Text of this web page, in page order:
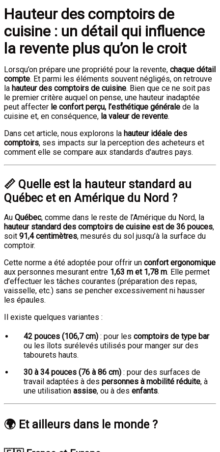
Hauteur des comptoirs de
cuisine : un détail qui influence
la revente plus qu’on le croit
Lorsqu’on prépare une propriété pour la revente, chaque détail
compte. Et parmi les éléments souvent négligés, on retrouve
la hauteur des comptoirs de cuisine. Bien que ce ne soit pas
le premier critère auquel on pense, une hauteur inadaptée
peut affecter le confort perçu, l’esthétique générale de la
cuisine et, en conséquence, la valeur de revente.
Dans cet article, nous explorons la hauteur idéale des
comptoirs, ses impacts sur la perception des acheteurs et
comment elle se compare aux standards d'autres pays.
📏 Quelle est la hauteur standard au
Québec et en Amérique du Nord ?
Au Québec, comme dans le reste de l’Amérique du Nord, la
hauteur standard des comptoirs de cuisine est de 36 pouces,
soit 91,4 centimètres, mesurés du sol jusqu’à la surface du
comptoir.
Cette norme a été adoptée pour offrir un confort ergonomique
aux personnes mesurant entre 1,63 m et 1,78 m. Elle permet
d’effectuer les tâches courantes (préparation des repas,
vaisselle, etc.) sans se pencher excessivement ni hausser
les épaules.
Il existe quelques variantes :
42 pouces (106,7 cm) : pour les comptoirs de type bar
ou les îlots surélevés utilisés pour manger sur des
tabourets hauts.
30 à 34 pouces (76 à 86 cm) : pour des surfaces de
travail adaptées à des personnes à mobilité réduite, à
une utilisation assise, ou à des enfants.
🌍 Et ailleurs dans le monde ?